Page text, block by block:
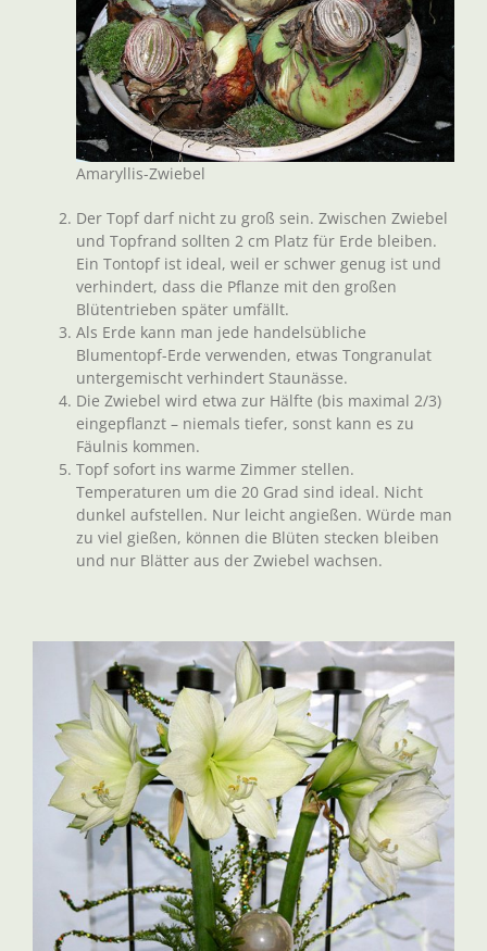
Amaryllis-Zwiebel
Der Topf darf nicht zu groß sein. Zwischen Zwiebel
und Topfrand sollten 2 cm Platz für Erde bleiben.
Ein Tontopf ist ideal, weil er schwer genug ist und
verhindert, dass die Pflanze mit den großen
Blütentrieben später umfällt.
Als Erde kann man jede handelsübliche
Blumentopf-Erde verwenden, etwas Tongranulat
untergemischt verhindert Staunässe.
Die Zwiebel wird etwa zur Hälfte (bis maximal 2/3)
eingepflanzt – niemals tiefer, sonst kann es zu
Fäulnis kommen.
Topf sofort ins warme Zimmer stellen.
Temperaturen um die 20 Grad sind ideal. Nicht
dunkel aufstellen. Nur leicht angießen. Würde man
zu viel gießen, können die Blüten stecken bleiben
und nur Blätter aus der Zwiebel wachsen.